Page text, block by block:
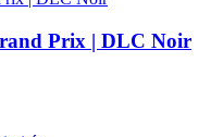
Prix | DLC Noir